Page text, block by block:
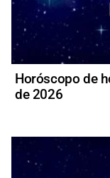
Horóscopo de
de 2026